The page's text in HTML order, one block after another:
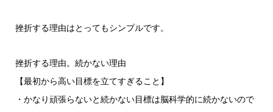
挫折する理由はとってもシンプルです。
挫折する理由。続かない理由
【最初から高い目標を立てすぎること】
・かなり頑張らないと続かない目標は脳科学的に続かないので